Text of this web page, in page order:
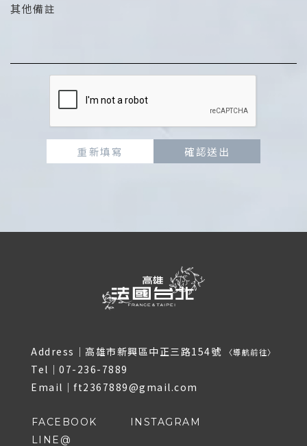
其他備註
重新填寫 確認送出
Address｜ 高雄市新興區中正三路154號 〈導航前往〉
Tel｜07-236-7889
Email｜ft2367889@gmail.com
FACEBOOK
LINE@
INSTAGRAM